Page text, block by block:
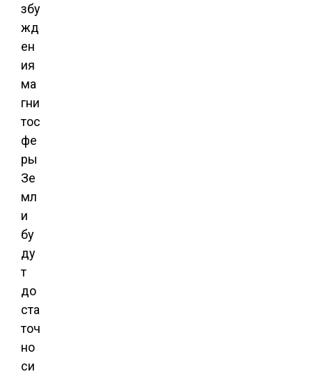
збу
жд
ен
ия
ма
гни
тос
фе
ры
Зе
мл
и
бу
ду
т
до
ста
точ
но
си